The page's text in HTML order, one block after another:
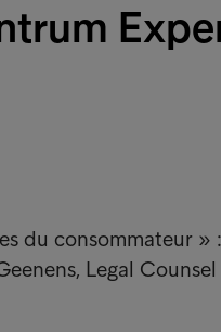
du consommateur » :
Legal